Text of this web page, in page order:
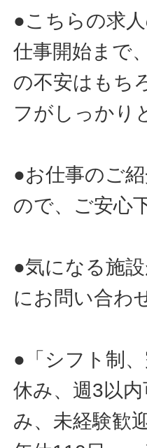
●こちらの求
仕事開始まで
の不安はもち
フがしっかり
●お仕事のご
ので、ご安心
●気になる施
にお問い合わ
●「シフト制
休み、週3以
み、未経験歓